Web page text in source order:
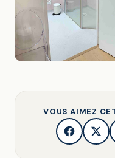
VOUS AIMEZ